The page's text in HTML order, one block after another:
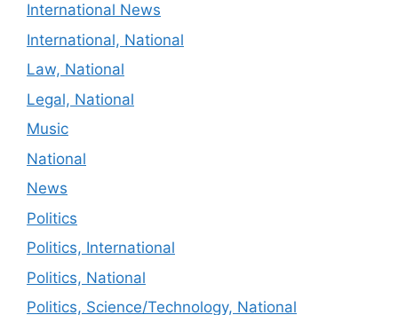
International News
International, National
Law, National
Legal, National
Music
National
News
Politics
Politics, International
Politics, National
Politics, Science/Technology, National